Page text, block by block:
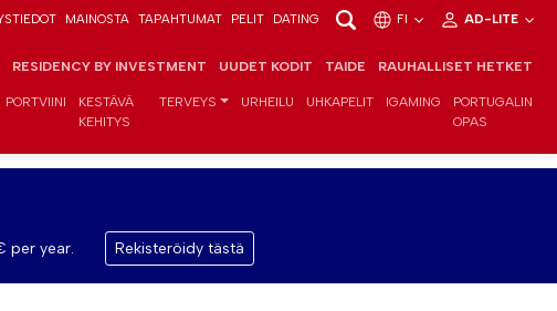
MAINOSTA TAPAHTUMAT PELIT DATING FI AD-LITE
RESIDENCY BY INVESTMENT UUDET KODIT TAIDE RAUHALLISET HETKET
PORTVIINI
KESTÄVÄ
KEHITYS
TERVEYS URHEILU UHKAPELIT IGAMING
PORTUGALIN
OPAS
per year. Rekisteröidy tästä